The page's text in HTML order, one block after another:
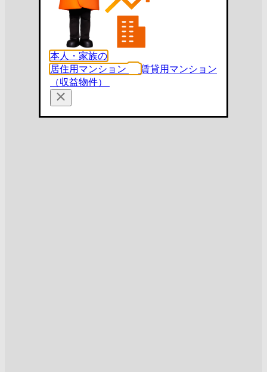
本人・家族の
居住用マンション
賃貸用マンション
（収益物件）